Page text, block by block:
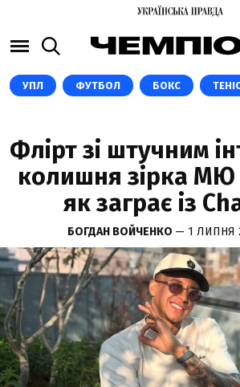
УПЛ ФУТБОЛ БОКС
Флірт зі штучним
колишня зірка МЮ
як заграє із
БОГДАН ВОЙЧЕНКО — 1 ЛИПНЯ